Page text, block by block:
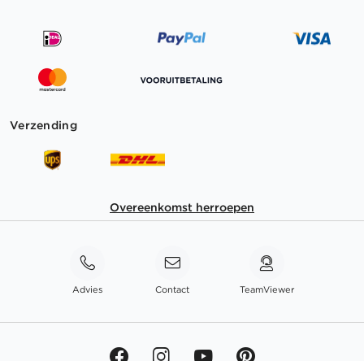
Verzending
Overeenkomst herroepen
Advies Contact TeamViewer